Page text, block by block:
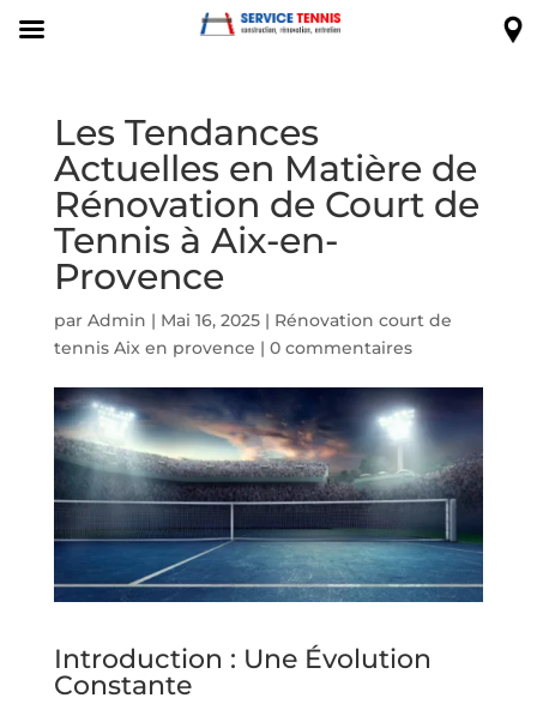
Les Tendances
Actuelles en Matière de
Rénovation de Court de
Tennis à Aix-en-
Provence
par Admin | Mai 16, 2025| Rénovation court de
tennis Aix en provence | 0 commentaires
Introduction : Une Évolution
Constante